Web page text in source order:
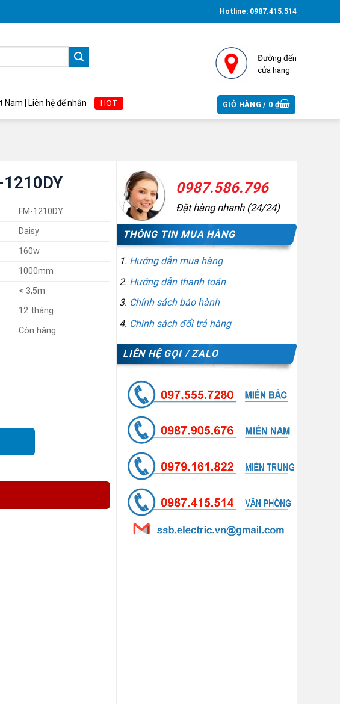
Hotline: 0987.415.514
Đường đến
cửa hàng
để nhận được giá gốc từ nhà cung cấp Hotline: 0987 586 796 - 0987 415 514
HOT GIỎ HÀNG / 0₫
FM-1210DY
Daisy
160w
1000mm
< 3,5m
12 tháng
Còn hàng
0987.586.796
Đặt hàng nhanh (24/24)
THÔNG TIN MUA HÀNG
Hướng dẫn mua hàng
Hướng dẫn thanh toán
Chính sách bảo hành
Chính sách đổi trả hàng
LIÊN HỆ GỌI / ZALO